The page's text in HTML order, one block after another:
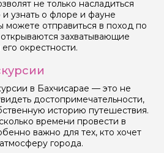
не только насладиться
узнать о флоре и фауне
можете отправиться в поход по
захватывающие
окрестности.
в Бахчисарае — это не
достопримечательности,
историю путешествия.
времени провести в
важно для тех, кто хочет
города.